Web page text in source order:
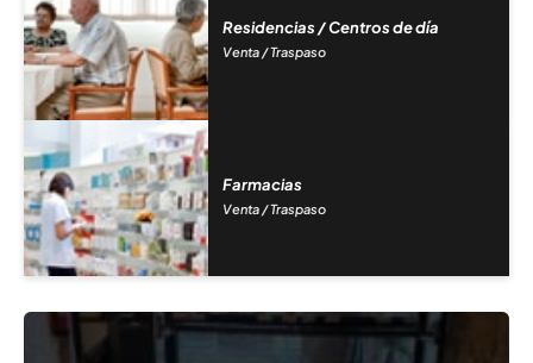
Residencias / Centros de día
Venta / Traspaso
Farmacias
Venta / Traspaso